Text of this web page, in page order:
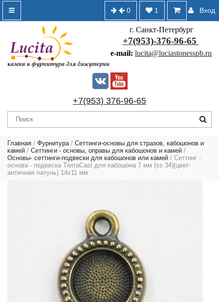
Вход
1
0
г. Санкт-Петербург
+7(953)-376-96-65
e-mail: lucita@luciastonesspb.ru
+7(953) 376-96-65
Главная / Фурнитура / Сеттинги-основы для стразов, кабошонов и
камей / Сеттинги - основы, оправы для кабошонов и камей /
Основы- сеттинги-подвески для кабошонов или камей / Сеттинг -
основа - подвеска TierraCast для кабошона 7 мм (ss 34)(цвет-
античная латунь) 14х11 мм